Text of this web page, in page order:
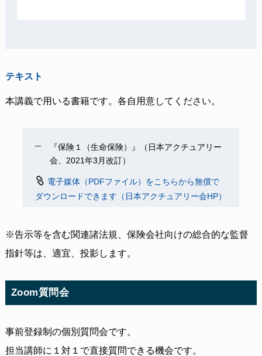
テキスト
本講義で用いる書籍です。各自用意してください。
『保険１（生命保険）』（日本アクチュアリー
会、2021年3月改訂）
電子媒体（PDFファイル）をこちらから無償で
ダウンロードできます（日本アクチュアリー会HP）
※告示等を含む関連諸法規、保険会社向けの総合的な監督
指針等は、適宜、投影します。
Zoom質問会
事前登録制の個別質問会です。
担当講師に１対１で直接質問できる機会です。